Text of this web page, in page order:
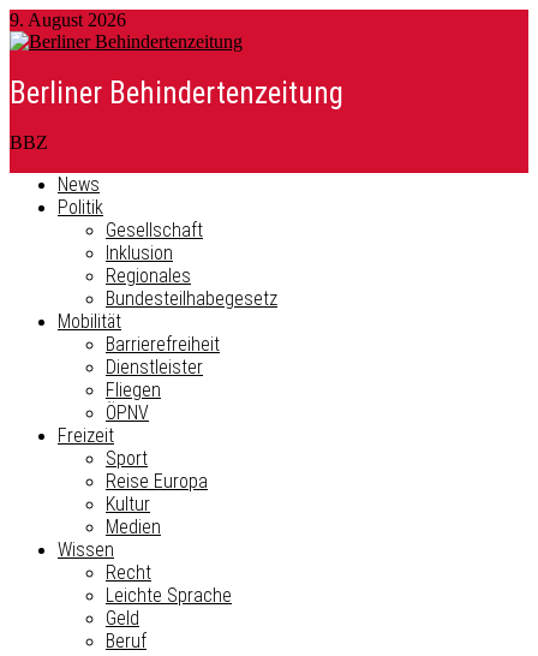
9. August 2026
Berliner Behindertenzeitung
BBZ
News
Politik
Gesellschaft
Inklusion
Regionales
Bundesteilhabegesetz
Mobilität
Barrierefreiheit
Dienstleister
Fliegen
ÖPNV
Freizeit
Sport
Reise Europa
Kultur
Medien
Wissen
Recht
Leichte Sprache
Geld
Beruf